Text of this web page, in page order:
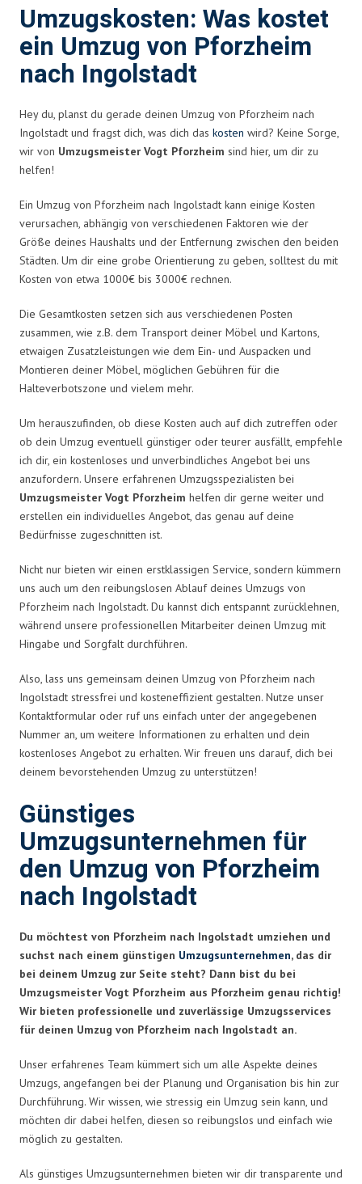
Umzugskosten: Was kostet
ein Umzug von Pforzheim
nach Ingolstadt
Hey du, planst du gerade deinen Umzug von Pforzheim nach
Ingolstadt und fragst dich, was dich das kosten wird? Keine Sorge,
wir von Umzugsmeister Vogt Pforzheim sind hier, um dir zu
helfen!
Ein Umzug von Pforzheim nach Ingolstadt kann einige Kosten
verursachen, abhängig von verschiedenen Faktoren wie der
Größe deines Haushalts und der Entfernung zwischen den beiden
Städten. Um dir eine grobe Orientierung zu geben, solltest du mit
Kosten von etwa 1000€ bis 3000€ rechnen.
Die Gesamtkosten setzen sich aus verschiedenen Posten
zusammen, wie z.B. dem Transport deiner Möbel und Kartons,
etwaigen Zusatzleistungen wie dem Ein- und Auspacken und
Montieren deiner Möbel, möglichen Gebühren für die
Halteverbotszone und vielem mehr.
Um herauszufinden, ob diese Kosten auch auf dich zutreffen oder
ob dein Umzug eventuell günstiger oder teurer ausfällt, empfehle
ich dir, ein kostenloses und unverbindliches Angebot bei uns
anzufordern. Unsere erfahrenen Umzugsspezialisten bei
Umzugsmeister Vogt Pforzheim helfen dir gerne weiter und
erstellen ein individuelles Angebot, das genau auf deine
Bedürfnisse zugeschnitten ist.
Nicht nur bieten wir einen erstklassigen Service, sondern kümmern
uns auch um den reibungslosen Ablauf deines Umzugs von
Pforzheim nach Ingolstadt. Du kannst dich entspannt zurücklehnen,
während unsere professionellen Mitarbeiter deinen Umzug mit
Hingabe und Sorgfalt durchführen.
Also, lass uns gemeinsam deinen Umzug von Pforzheim nach
Ingolstadt stressfrei und kosteneffizient gestalten. Nutze unser
Kontaktformular oder ruf uns einfach unter der angegebenen
Nummer an, um weitere Informationen zu erhalten und dein
kostenloses Angebot zu erhalten. Wir freuen uns darauf, dich bei
deinem bevorstehenden Umzug zu unterstützen!
Günstiges
Umzugsunternehmen für
den Umzug von Pforzheim
nach Ingolstadt
Du möchtest von Pforzheim nach Ingolstadt umziehen und
suchst nach einem günstigen Umzugsunternehmen, das dir
bei deinem Umzug zur Seite steht? Dann bist du bei
Umzugsmeister Vogt Pforzheim aus Pforzheim genau richtig!
Wir bieten professionelle und zuverlässige Umzugsservices
für deinen Umzug von Pforzheim nach Ingolstadt an.
Unser erfahrenes Team kümmert sich um alle Aspekte deines
Umzugs, angefangen bei der Planung und Organisation bis hin zur
Durchführung. Wir wissen, wie stressig ein Umzug sein kann, und
möchten dir dabei helfen, diesen so reibungslos und einfach wie
möglich zu gestalten.
Als günstiges Umzugsunternehmen bieten wir dir transparente und